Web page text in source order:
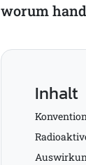
worum
Inhalt